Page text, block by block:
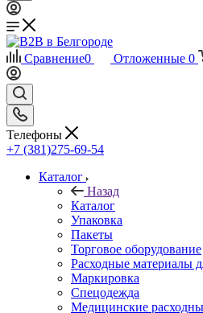
Сравнение0 Отложенные 0
Телефоны
+7 (381)275-69-54
Каталог
Назад
Каталог
Упаковка
Пакеты
Торговое оборудование
Расходные материалы
Маркировка
Спецодежда
Медицинские